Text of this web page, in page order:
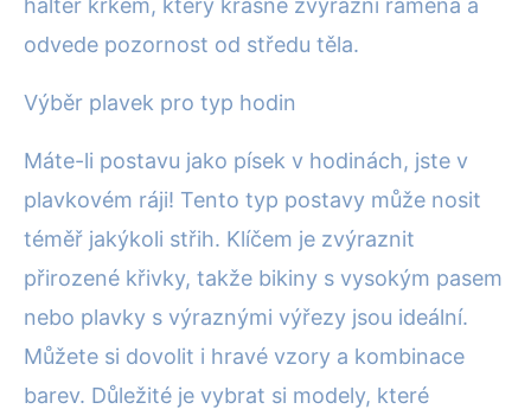
halter krkem, který krásně zvýrazní ramena a
odvede pozornost od středu těla.
Výběr plavek pro typ hodin
Máte-li postavu jako písek v hodinách, jste v
plavkovém ráji! Tento typ postavy může nosit
téměř jakýkoli střih. Klíčem je zvýraznit
přirozené křivky, takže bikiny s vysokým pasem
nebo plavky s výraznými výřezy jsou ideální.
Můžete si dovolit i hravé vzory a kombinace
barev. Důležité je vybrat si modely, které